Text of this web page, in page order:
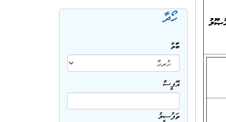
ހޯދާ
ބާވަތް
އޮފީސް
ތަފުސީލު